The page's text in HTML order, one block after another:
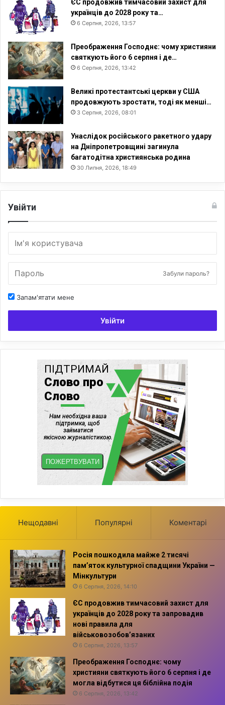
ЄС продовжив тимчасовий захист для
українців до 2028 року та…
6 Серпня, 2026, 13:57
Преображення Господнє: чому християни
святкують його 6 серпня і де…
6 Серпня, 2026, 13:42
Великі протестантські церкви у США
продовжують зростати, тоді як менші…
3 Серпня, 2026, 08:01
Унаслідок російського ракетного удару
на Дніпропетровщині загинула
багатодітна християнська родина
30 Липня, 2026, 18:49
Увійти
Забули пароль?
Запам'ятати мене
Увійти
Нещодавні Популярні Коментарі
Росія пошкодила майже 2 тисячі
пам’яток культурної спадщини України —
Мінкультури
6 Серпня, 2026, 14:10
ЄС продовжив тимчасовий захист для
українців до 2028 року та запровадив
нові правила для
військовозобов’язаних
6 Серпня, 2026, 13:57
Преображення Господнє: чому
християни святкують його 6 серпня і де
могла відбутися ця біблійна подія
6 Серпня, 2026, 13:42